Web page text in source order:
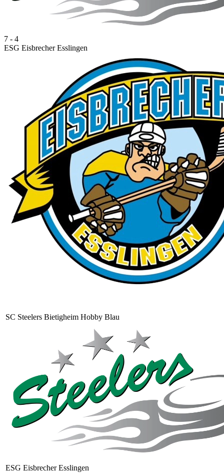
7 - 4
ESG Eisbrecher Esslingen
SC Steelers Bietigheim Hobby Blau
ESG Eisbrecher Esslingen